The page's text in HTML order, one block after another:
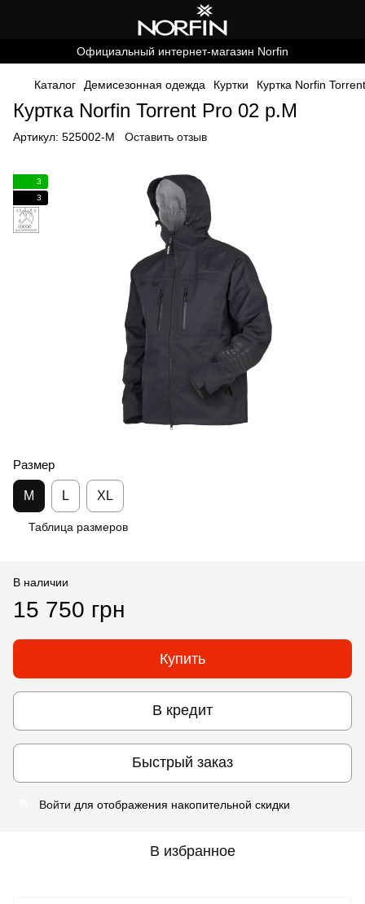
Официальный интернет-магазин Norfin
Каталог Демисезонная одежда Куртки Куртка Norfin
Куртка Norfin Torrent Pro 02 р.M
Артикул: 525002-M Оставить отзыв
3
3
Размер
M L XL
Таблица размеров
В наличии
15 750 грн
Купить
В кредит
Быстрый заказ
Войти для отображения накопительной скидки
В избранное